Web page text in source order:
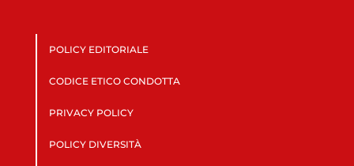
POLICY EDITORIALE
CODICE ETICO CONDOTTA
PRIVACY POLICY
POLICY DIVERSITÀ